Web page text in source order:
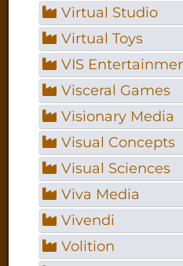
Virtual Studio
Virtual Toys
VIS
Visceral Games
Visionary Media
Visual Concepts
Visual Sciences
Viva Media
Vivendi
Volition